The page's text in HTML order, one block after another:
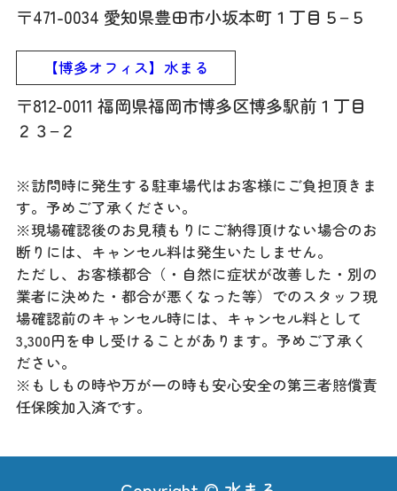
〒471-0034 愛知県豊田市小坂本町１丁目５−５
【博多オフィス】水まる
〒812-0011 福岡県福岡市博多区博多駅前１丁目
２３−２
※訪問時に発生する駐車場代はお客様にご負担頂きま
す。予めご了承ください。
※現場確認後のお見積もりにご納得頂けない場合のお
断りには、キャンセル料は発生いたしません。
ただし、お客様都合（・自然に症状が改善した・別の
業者に決めた・都合が悪くなった等）でのスタッフ現
場確認前のキャンセル時には、キャンセル料として
3,300円を申し受けることがあります。予めご了承く
ださい。
※もしもの時や万が一の時も安心安全の第三者賠償責
任保険加入済です。